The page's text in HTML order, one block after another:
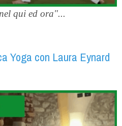
qui ed ora"...
Yoga con Laura Eynard